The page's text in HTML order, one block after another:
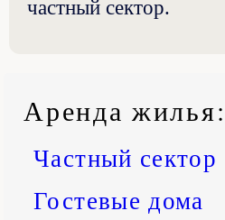
Аренда жилья:
Частный сектор
Гостевые дома
частный сектор.